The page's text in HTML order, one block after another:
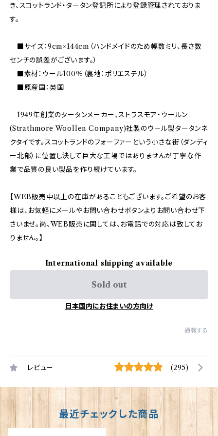
き、スコットランド・タータン登記所により登録管理されておりま
す。
■サイズ：9cm×144cm（ハンドメイドのため幅数ミリ、長さ数
センチの誤差がございます。）
■素材：ウール100％（裏地：ポリエステル）
■原産国：英国
1949年創業のタータンメーカー、ストラスモア・ウールン
(Strathmore Woollen Company)社製のウール製タータンネ
クタイです。スコットランドのフォーファーという小さな街（ダンディ
ー北部）に位置し決して巨大な工場ではありませんが丁寧な作
業で品質の良い製品を作り続けています。
【WEB販売中以上の在庫があることもございます。ご希望のお客
様は、お気軽にメールやお問い合わせボタンよりお問い合わせ下
さいませ。尚、WEB販売に関しては、お電話での対応は致してお
りません。】
International shipping available
Sold out
日本国内にお住まいの方向け
通報する
レビュー (295)
最近チェックした商品